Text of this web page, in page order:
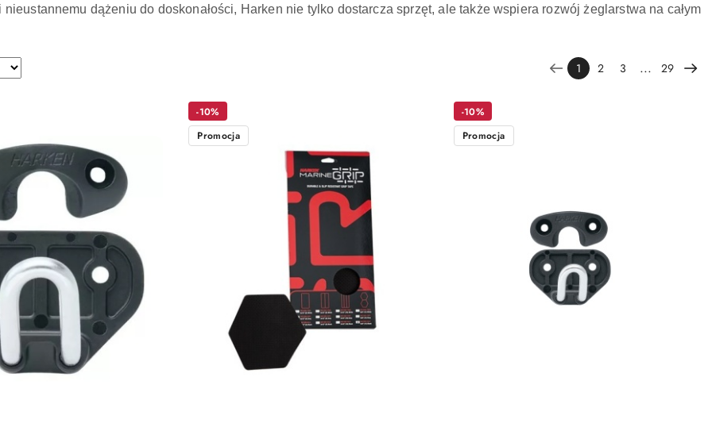
dążeniu do doskonałości, Harken nie tylko dostarcza sprzęt, ale także wspiera rozwój żeglarstwa na całym
1 2 3 ... 29
-10%
Promocja
-10%
Promocja